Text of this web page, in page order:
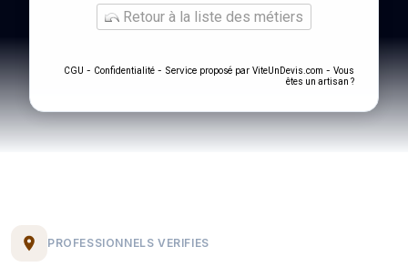
Retour à la liste des métiers
CGU - Confidentialité - Service proposé par ViteUnDevis.com - Vous
êtes un artisan ?
PROFESSIONNELS VERIFIES